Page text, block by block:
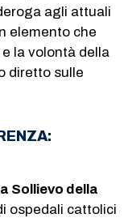
agli attuali
elemento che
la volontà della
diretto sulle
Sollievo della
ospedali cattolici